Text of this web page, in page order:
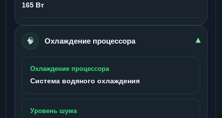
165 Вт
🧠 Охлаждение процессора ▾
Охлаждение процессора
Система водяного охлаждения
Уровень шума